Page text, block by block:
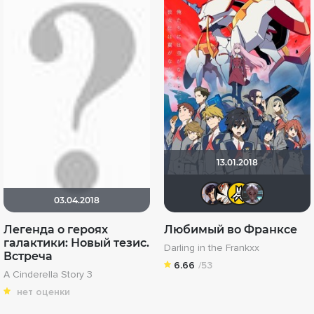
03.04.2018
Легенда о героях
галактики: Новый тезис.
Встреча
A Cinderella Story 3
нет оценки
13.01.2018
Любимый во Франксе
Darling in the Frankxx
6.66 /53